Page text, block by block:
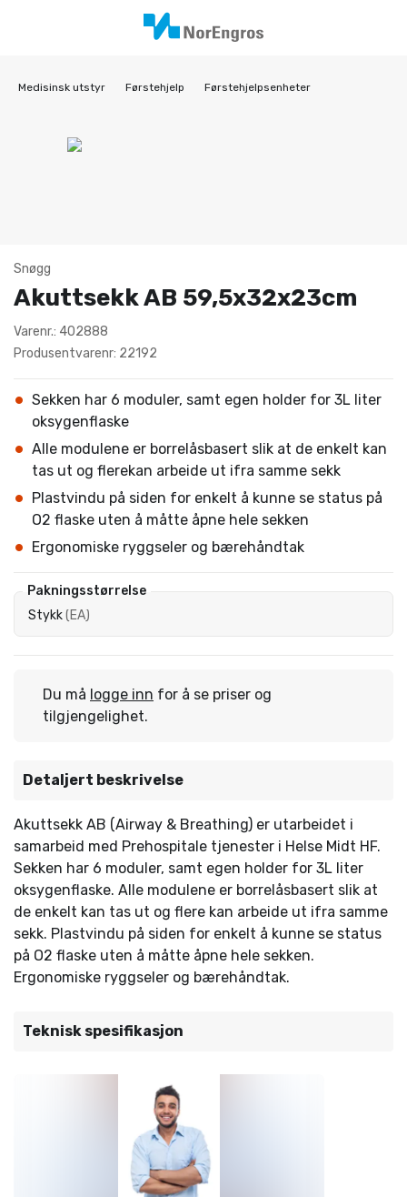
Medisinsk utstyr Førstehjelp Førstehjelpsenheter
Snøgg
Akuttsekk AB 59,5x32x23cm
Varenr.: 402888
Produsentvarenr: 22192
Sekken har 6 moduler, samt egen holder for 3L liter
oksygenflaske
Alle modulene er borrelåsbasert slik at de enkelt kan
tas ut og flerekan arbeide ut ifra samme sekk
Plastvindu på siden for enkelt å kunne se status på
O2 flaske uten å måtte åpne hele sekken
Ergonomiske ryggseler og bærehåndtak
Pakningsstørrelse
Stykk(EA)
Du må logge inn for å se priser og
tilgjengelighet.
Detaljert beskrivelse
Akuttsekk AB (Airway & Breathing) er utarbeidet i
samarbeid med Prehospitale tjenester i Helse Midt HF.
Sekken har 6 moduler, samt egen holder for 3L liter
oksygenflaske. Alle modulene er borrelåsbasert slik at
de enkelt kan tas ut og flere kan arbeide ut ifra samme
sekk. Plastvindu på siden for enkelt å kunne se status
på O2 flaske uten å måtte åpne hele sekken.
Ergonomiske ryggseler og bærehåndtak.
Teknisk spesifikasjon